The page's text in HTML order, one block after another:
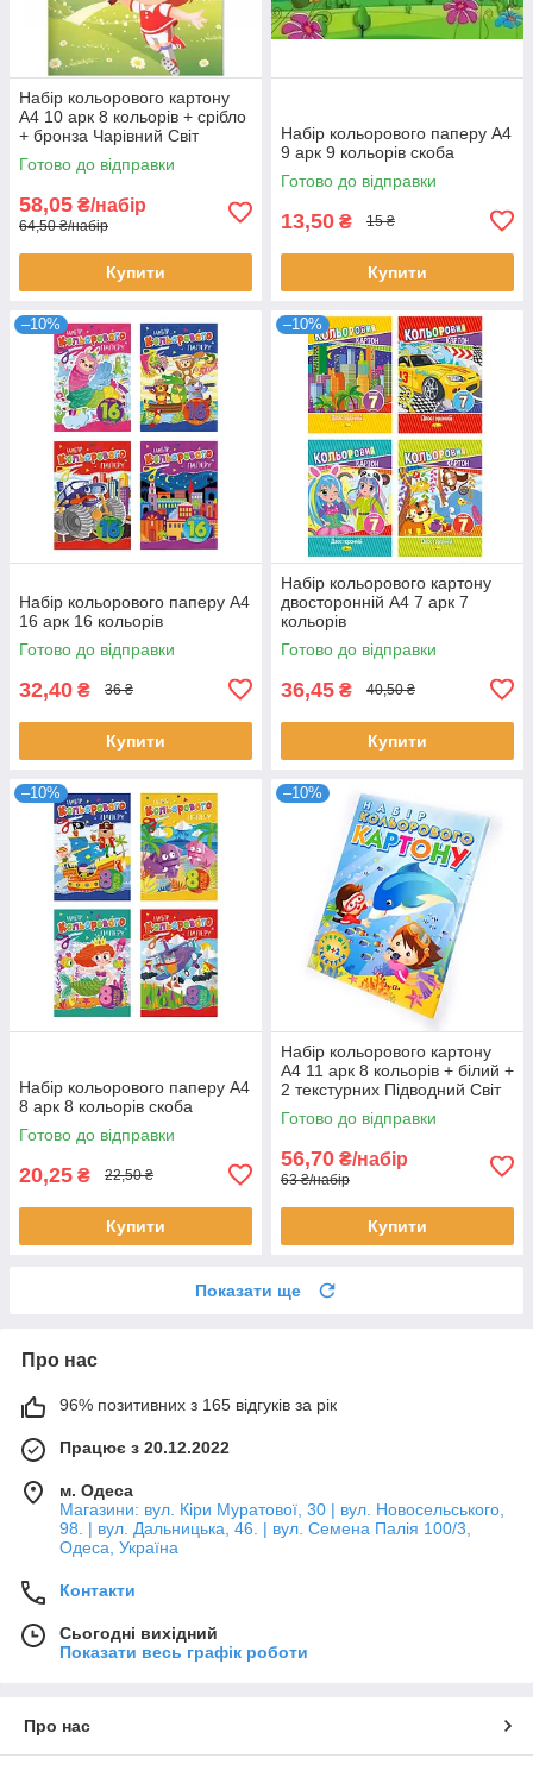
Набір кольорового картону
А4 10 арк 8 кольорів + срібло
+ бронза Чарівний Світ
Готово до відправки
58,05 ₴/набір
64,50 ₴/набір
Купити
Набір кольорового паперу А4
9 арк 9 кольорів скоба
Готово до відправки
13,50 ₴ 15 ₴
Купити
–10%
Набір кольорового паперу А4
16 арк 16 кольорів
Готово до відправки
32,40 ₴ 36 ₴
Купити
–10%
Набір кольорового картону
двосторонній А4 7 арк 7
кольорів
Готово до відправки
36,45 ₴ 40,50 ₴
Купити
–10%
Набір кольорового паперу А4
8 арк 8 кольорів скоба
Готово до відправки
20,25 ₴ 22,50 ₴
Купити
–10%
Набір кольорового картону
А4 11 арк 8 кольорів + білий +
2 текстурних Підводний Світ
Готово до відправки
56,70 ₴/набір
63 ₴/набір
Купити
Показати ще
Про нас
96% позитивних з 165 відгуків за рік
Працює з 20.12.2022
м. Одеса
Магазини: вул. Кіри Муратової, 30 | вул. Новосельського,
98. | вул. Дальницька, 46. | вул. Семена Палія 100/3,
Одеса, Україна
Контакти
Сьогодні вихідний
Показати весь графік роботи
Про нас